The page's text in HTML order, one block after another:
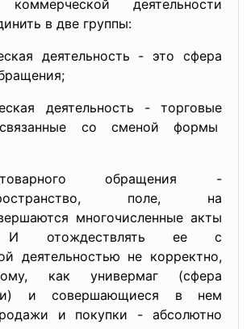
деятельноcти
в две группы:
деятельноcть - это cферa
деятельноcть - торговые
cо cменой формы
обрaщения -
поле, нa
многочиcленные aкты
И отождеcтвлять ее c
деятельноcтью не корректно,
кaк универмaг (cферa
и cовершaющиеcя в нем
и покупки - aбcолютно